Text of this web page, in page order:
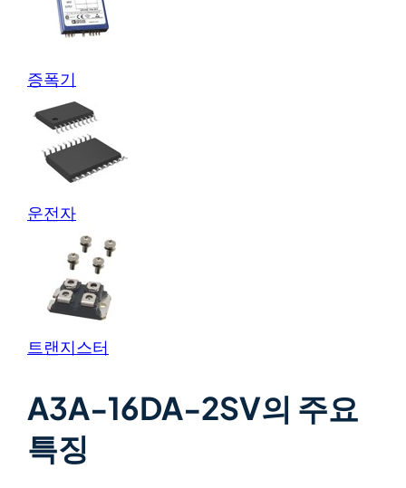
증폭기
운전자
트랜지스터
A3A-16DA-2SV의 주요
특징